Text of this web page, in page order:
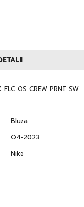
OS CREW PRNT SW
Bluza
Q4-2023
Nike